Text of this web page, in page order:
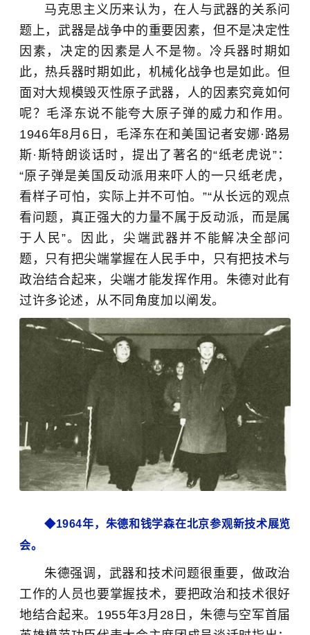
马克思主义历来认为，在人与武器的关系问
题上，武器是战争中的重要因素，但不是决定性
因素，决定的因素是人不是物。冷兵器时期如
此，热兵器时期如此，机械化战争也是如此。但
面对大规模毁灭性原子武器，人的因素究竟如何
呢？毛泽东说不能夸大原子弹的威力和作用。
1946年8月6日，毛泽东在和美国记者安娜·路易
斯·斯特朗谈话时，提出了著名的“纸老虎说”：
“原子弹是美国反动派用来吓人的一只纸老虎，
看样子可怕，实际上并不可怕。”“从长远的观点
看问题，真正强大的力量不属于反动派，而是属
于人民”。因此，尖端武器并不能解决全部问
题，只有把尖端掌握在人民手中，只有把技术与
政治结合起来，尖端才能发挥作用。朱德对此有
过许多论述，从不同角度加以阐发。
◆1964年，朱德和钱学森在北京参观新技术展览
会。
朱德强调，武器和技术问题很重要，做政治
工作的人员也要掌握技术，要把政治和技术很好
地结合起来。1955年3月28日，朱德与空军首届